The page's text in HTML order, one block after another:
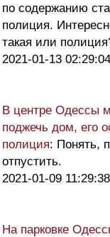
по содержанию
полиция.
такая или
2021-01-13 02:29:04
В центре Одессы
поджечь дом, его
полиция: Понять,
отпустить.
2021-01-09 11:29:38
На парковке